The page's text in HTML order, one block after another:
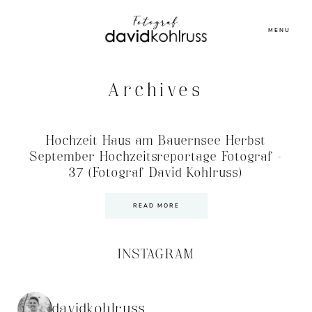
MENU
Archives
Hochzeit Haus am Bauernsee Herbst
September Hochzeitsreportage Fotograf –
37 (Fotograf David Kohlruss)
READ MORE
INSTAGRAM
davidkohlruss